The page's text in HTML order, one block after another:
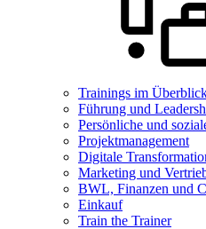
Trainings im
Führung und
Persönliche und
Projektmanagement
Digitale
Marketing und
BWL, Finanzen und
Einkauf
Train the Trainer